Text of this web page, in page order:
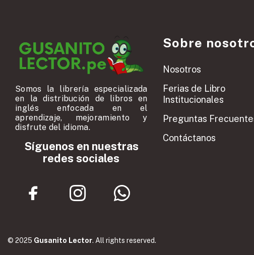
Somos la librería especializada
en la distribución de libros en
inglés enfocada en el
aprendizaje, mejoramiento y
disfrute del idioma.
Síguenos en nuestras
redes sociales
Sobre
Nosotros
Ferias de Libro
Institucionales
Preguntas
Contáctanos
© 2025 Gusanito Lector. All rights reserved.